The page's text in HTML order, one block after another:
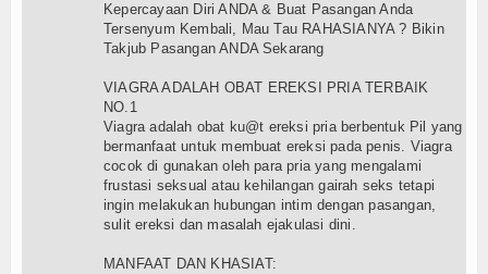
Kepercayaan Diri ANDA & Buat Pasangan Anda
Tersenyum Kembali, Mau Tau RAHASIANYA ? Bikin
Takjub Pasangan ANDA Sekarang
VIAGRA ADALAH OBAT EREKSI PRIA TERBAIK
NO.1
Viagra adalah obat ku@t ereksi pria berbentuk Pil yang
bermanfaat untuk membuat ereksi pada penis. Viagra
cocok di gunakan oleh para pria yang mengalami
frustasi seksual atau kehilangan gairah seks tetapi
ingin melakukan hubungan intim dengan pasangan,
sulit ereksi dan masalah ejakulasi dini.
MANFAAT DAN KHASIAT: